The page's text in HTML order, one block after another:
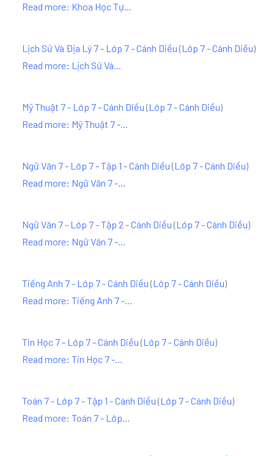
Read more: Khoa Học Tự...
Lịch Sử Và Địa Lý 7 - Lớp 7 - Cánh Diều (Lớp 7 - Cánh Diều)
Read more: Lịch Sử Và...
Mỹ Thuật 7 - Lớp 7 - Cánh Diều (Lớp 7 - Cánh Diều)
Read more: Mỹ Thuật 7 -...
Ngữ Văn 7 - Lớp 7 - Tập 1 - Cánh Diều (Lớp 7 - Cánh Diều)
Read more: Ngữ Văn 7 -...
Ngữ Văn 7 - Lớp 7 - Tập 2 - Cánh Diều (Lớp 7 - Cánh Diều)
Read more: Ngữ Văn 7 -...
Tiếng Anh 7 - Lớp 7 - Cánh Diều (Lớp 7 - Cánh Diều)
Read more: Tiếng Anh 7 -...
Tin Học 7 - Lớp 7 - Cánh Diều (Lớp 7 - Cánh Diều)
Read more: Tin Học 7 -...
Toán 7 - Lớp 7 - Tập 1 - Cánh Diều (Lớp 7 - Cánh Diều)
Read more: Toán 7 - Lớp...